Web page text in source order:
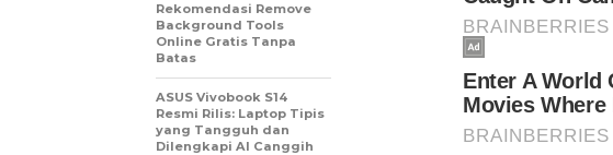
Rekomendasi Remove
Background Tools
Online Gratis Tanpa
Batas
ASUS Vivobook S14
Resmi Rilis: Laptop Tipis
yang Tangguh dan
Dilengkapi AI Canggih